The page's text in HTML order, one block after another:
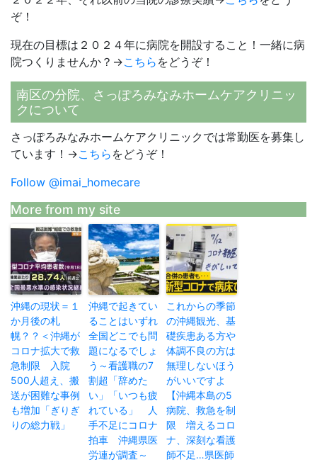
ぞ！
現在の目標は２０２４年に病院を開設すること！一緒に病
院つくりませんか？→こちら をどうぞ！
南区の分院、さっぽろみなみホームケアクリニッ
クについて
さっぽろみなみホームケアクリニックでは常勤医を募集し
ています！→こちら をどうぞ！
Follow @imai_homecare
More from my site
沖縄の現状＝１
か月後の札
幌？？＜沖縄が
コロナ拡大で救
急制限 入院
500人超え、搬
送が困難な事例
も増加「ぎりぎ
りの総力戦」
沖縄で起きてい
ることはいずれ
全国どこでも問
題になるでしょ
う～看護職の7
割超「辞めた
い」「いつも疲
れている」 人
手不足にコロナ
拍車 沖縄県医
労連が調査～
これからの季節
の沖縄観光、基
礎疾患ある方や
体調不良の方は
無理しないほう
がいいですよ
【沖縄本島の5
病院、救急を制
限 増えるコロ
ナ、深刻な看護
師不足…県医師